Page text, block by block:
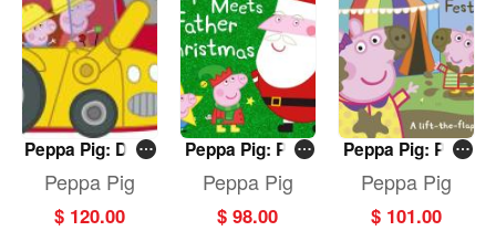
Peppa Pig: Digg
er World
Peppa Pig
$ 120.00
Peppa Pig: Pep
pa Meets Fathe
r Christmas
Peppa Pig
$ 98.00
Peppa Pig: Pep
pa's Muddy Fes
tival: A Lift-the-
Flap Book
Peppa Pig
$ 101.00